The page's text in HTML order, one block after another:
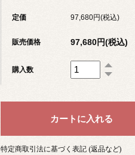
定価 97,680円(税込)
販売価格 97,680円(税込)
購入数
特定商取引法に基づく表記 (返品など)